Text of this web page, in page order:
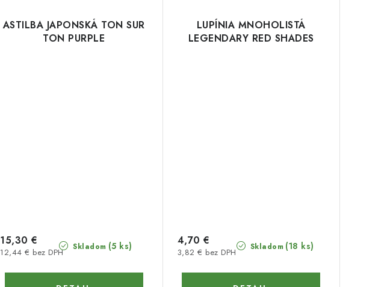
ASTILBA JAPONSKÁ TON SUR
TON PURPLE
Skladom (5 ks)
12,44 € bez DPH
15,30 €
LUPÍNIA MNOHOLISTÁ
LEGENDARY RED SHADES
Skladom (18 ks)
3,82 € bez DPH
4,70 €